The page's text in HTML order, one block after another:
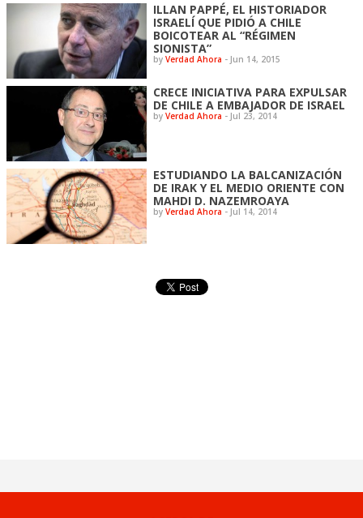
ILLAN PAPPÉ, EL HISTORIADOR
ISRAELÍ QUE PIDIÓ A CHILE
BOICOTEAR AL “RÉGIMEN
SIONISTA”
byVerdad Ahora - Jun 14, 2015
CRECE INICIATIVA PARA EXPULSAR
DE CHILE A EMBAJADOR DE ISRAEL
byVerdad Ahora - Jul 23, 2014
ESTUDIANDO LA BALCANIZACIÓN
DE IRAK Y EL MEDIO ORIENTE CON
MAHDI D. NAZEMROAYA
byVerdad Ahora - Jul 14, 2014